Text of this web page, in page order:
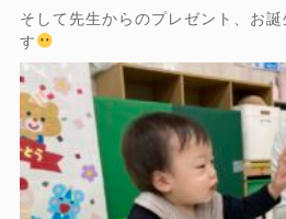
そして先生からのプレゼント、お
す